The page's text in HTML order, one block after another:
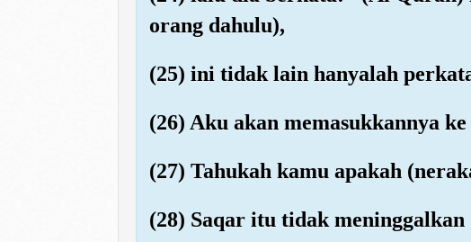
orang dahulu),
(25) ini tidak lain hanyalah
(26) Aku akan memasukkannya
(27) Tahukah kamu apakah
(28) Saqar itu tidak